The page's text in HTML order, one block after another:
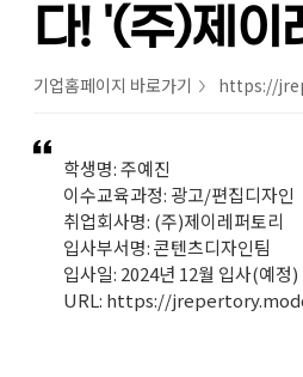
다! '(주)제이
기업홈페이지 바로가기 > https://
학생명: 주예진
이수교육과정: 광고/편집디자인
취업회사명: (주)제이레퍼토리
입사부서명: 콘텐츠디자인팀
입사일: 2024년 12월 입사(예정)
URL: https://